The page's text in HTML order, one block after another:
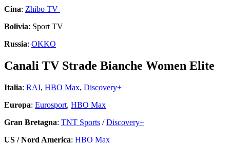
Cina: Zhibo TV
Bolivia: Sport TV
Russia: OKKO
Canali TV Strade Bianche Women Elite
Italia: RAI, HBO Max, Discovery+
Europa: Eurosport, HBO Max
Gran Bretagna: TNT Sports /Discovery+
US / Nord America: HBO Max